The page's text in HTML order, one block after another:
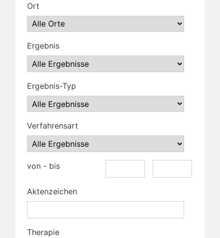
Ort
Ergebnis
Ergebnis-Typ
Verfahrensart
von - bis
Aktenzeichen
Therapie